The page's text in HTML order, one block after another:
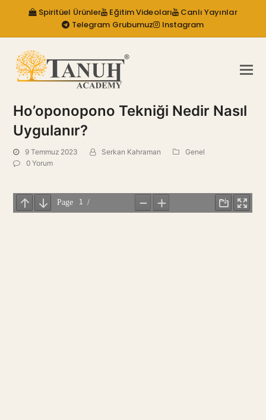
Spiritüel Ürünler Eğitim Videoları
Canlı Yayınlar
Telegram Grubumuz
Instagram
Ho’oponopono Tekniği Nedir Nasıl
Uygulanır?
9 Temmuz 2023 Serkan Kahraman
Genel
0 Yorum